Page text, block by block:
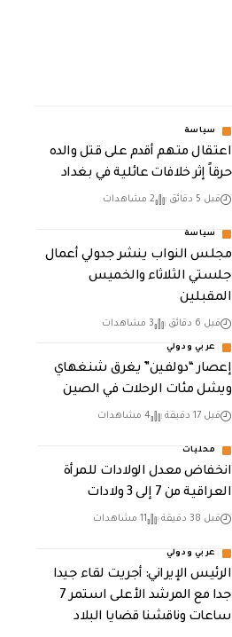
سياسة
اعتقال متهم أقدم على قتل والده
حرقاً إثر خلافات عائلية في بغداد
قبل 5 دقائق 2 مشاهدات
سياسة
مجلس النواب ينشر جدولي أعمال
جلستي الثلاثاء والخميس
المقبلين
قبل 6 دقائق 3 مشاهدات
عربي ودولي
إعصار “دولفين” يغرق شنغهاي
ويشل مئات الرحلات في الصين
قبل 17 دقيقة 4 مشاهدات
محليات
انخفاض معدل الولادات للمرأة
العراقية من 7 إلى 3 ولادات
قبل 38 دقيقة 11 مشاهدات
عربي ودولي
الرئيس الإيراني: أجريت لقاء جيدا
جدا مع المرشد الأعلى استمر 7
ساعات وناقشنا قضايا البلاد